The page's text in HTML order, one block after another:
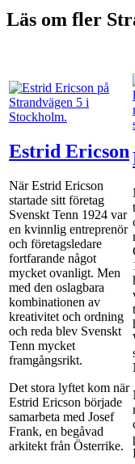
Läs om fler
Estrid Ericson
När Estrid Ericson
startade sitt företag
Svenskt Tenn 1924 var
en kvinnlig entreprenör
och företagsledare
fortfarande något
mycket ovanligt. Men
med den oslagbara
kombinationen av
kreativitet och ordning
och reda blev Svenskt
Tenn mycket
framgångsrikt.
Det stora lyftet kom när
Estrid Ericson började
samarbeta med Josef
Frank, en begåvad
arkitekt från Österrike.